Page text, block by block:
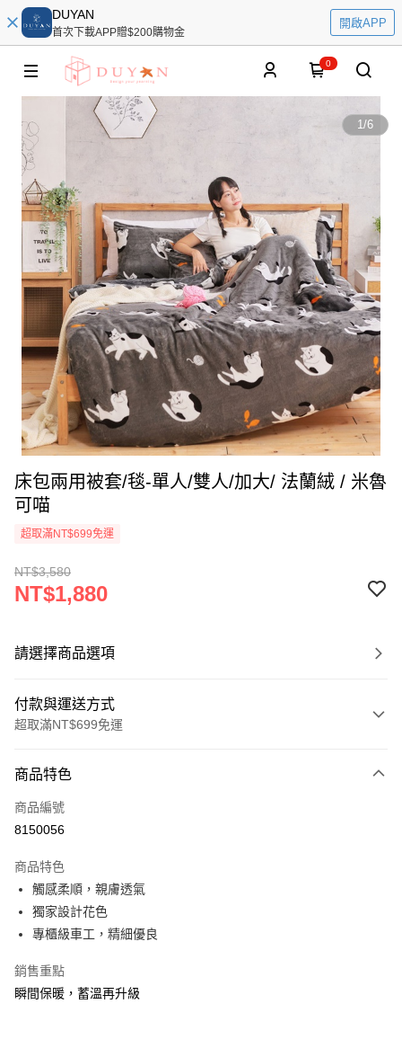
DUYAN
首次下載APP贈$200購物金
開啟APP
0
1/6
床包兩用被套/毯-單人/雙人/加大/ 法蘭絨 / 米魯
可喵
超取滿NT$699免運
NT$3,580
NT$1,880
請選擇商品選項
付款與運送方式
超取滿NT$699免運
信用卡一次付款
信用卡分期付款
合作金庫商業銀行
華南商業銀行
上海商業儲蓄銀行
國泰世華商業銀行
匯豐（台灣）商業銀行
聯邦商業銀行
超商取貨付款
LINE Pay
悠遊付
商品特色
商品編號
8150056
商品特色
觸感柔順，親膚透氣
獨家設計花色
專櫃級車工，精細優良
銷售重點
瞬間保暖，蓄溫再升級